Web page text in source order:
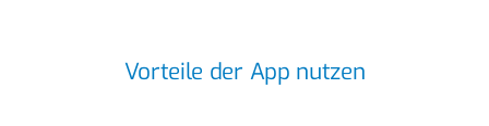
Vorteile der App nutzen